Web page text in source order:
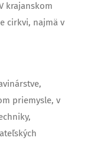
krajanskom
cirkvi, najmä v
priemysle, v